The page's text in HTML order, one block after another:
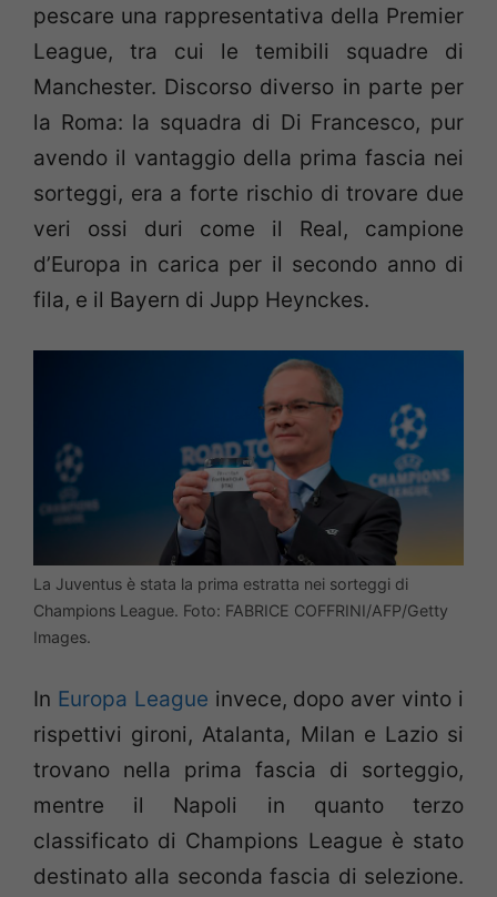
pescare una rappresentativa della Premier
League, tra cui le temibili squadre di
Manchester. Discorso diverso in parte per
la Roma: la squadra di Di Francesco, pur
avendo il vantaggio della prima fascia nei
sorteggi, era a forte rischio di trovare due
veri ossi duri come il Real, campione
d’Europa in carica per il secondo anno di
fila, e il Bayern di Jupp Heynckes.
La Juventus è stata la prima estratta nei sorteggi di
Champions League. Foto: FABRICE COFFRINI/AFP/Getty
Images.
In Europa League invece, dopo aver vinto i
rispettivi gironi, Atalanta, Milan e Lazio si
trovano nella prima fascia di sorteggio,
mentre il Napoli in quanto terzo
classificato di Champions League è stato
destinato alla seconda fascia di selezione.